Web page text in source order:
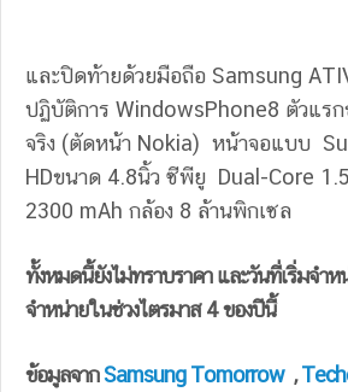
และปิดท้ายด้วยมือถือ Samsung
ปฏิบัติการ WindowsPhone8 ตัวแรก
จริง (ตัดหน้า Nokia) หน้าจอแบบ
HDขนาด 4.8นิ้ว ซีพียู Dual-Core
2300 mAh กล้อง 8 ล้านพิกเซล
ทั้งหมดนี้ยังไม่ทราบราคา และวันที่เริ่มจำห
จำหน่ายในช่วงไตรมาส 4 ของปีนี้
ข้อมูลจากSamsung Tomorrow ,